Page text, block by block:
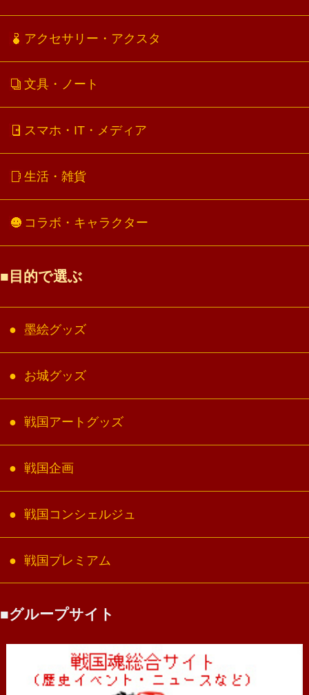
アクセサリー・アクスタ
文具・ノート
スマホ・IT・メディア
生活・雑貨
コラボ・キャラクター
目的で選ぶ
墨絵グッズ
お城グッズ
戦国アートグッズ
戦国企画
戦国コンシェルジュ
戦国プレミアム
グループサイト